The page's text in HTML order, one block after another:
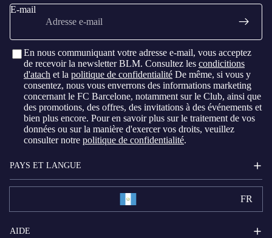
E-mail
En nous communiquant votre adresse e-mail, vous acceptez
de recevoir la newsletter BLM. Consultez les condicitions
d'atach et la politique de confidentialité De même, si vous y
consentez, nous vous enverrons des informations marketing
concernant le FC Barcelone, notamment sur le Club, ainsi que
des promotions, des offres, des invitations à des événements et
bien plus encore. Pour en savoir plus sur le traitement de vos
données ou sur la manière d'exercer vos droits, veuillez
consulter notre politique de confidentialité.
PAYS ET LANGUE
FR
AIDE